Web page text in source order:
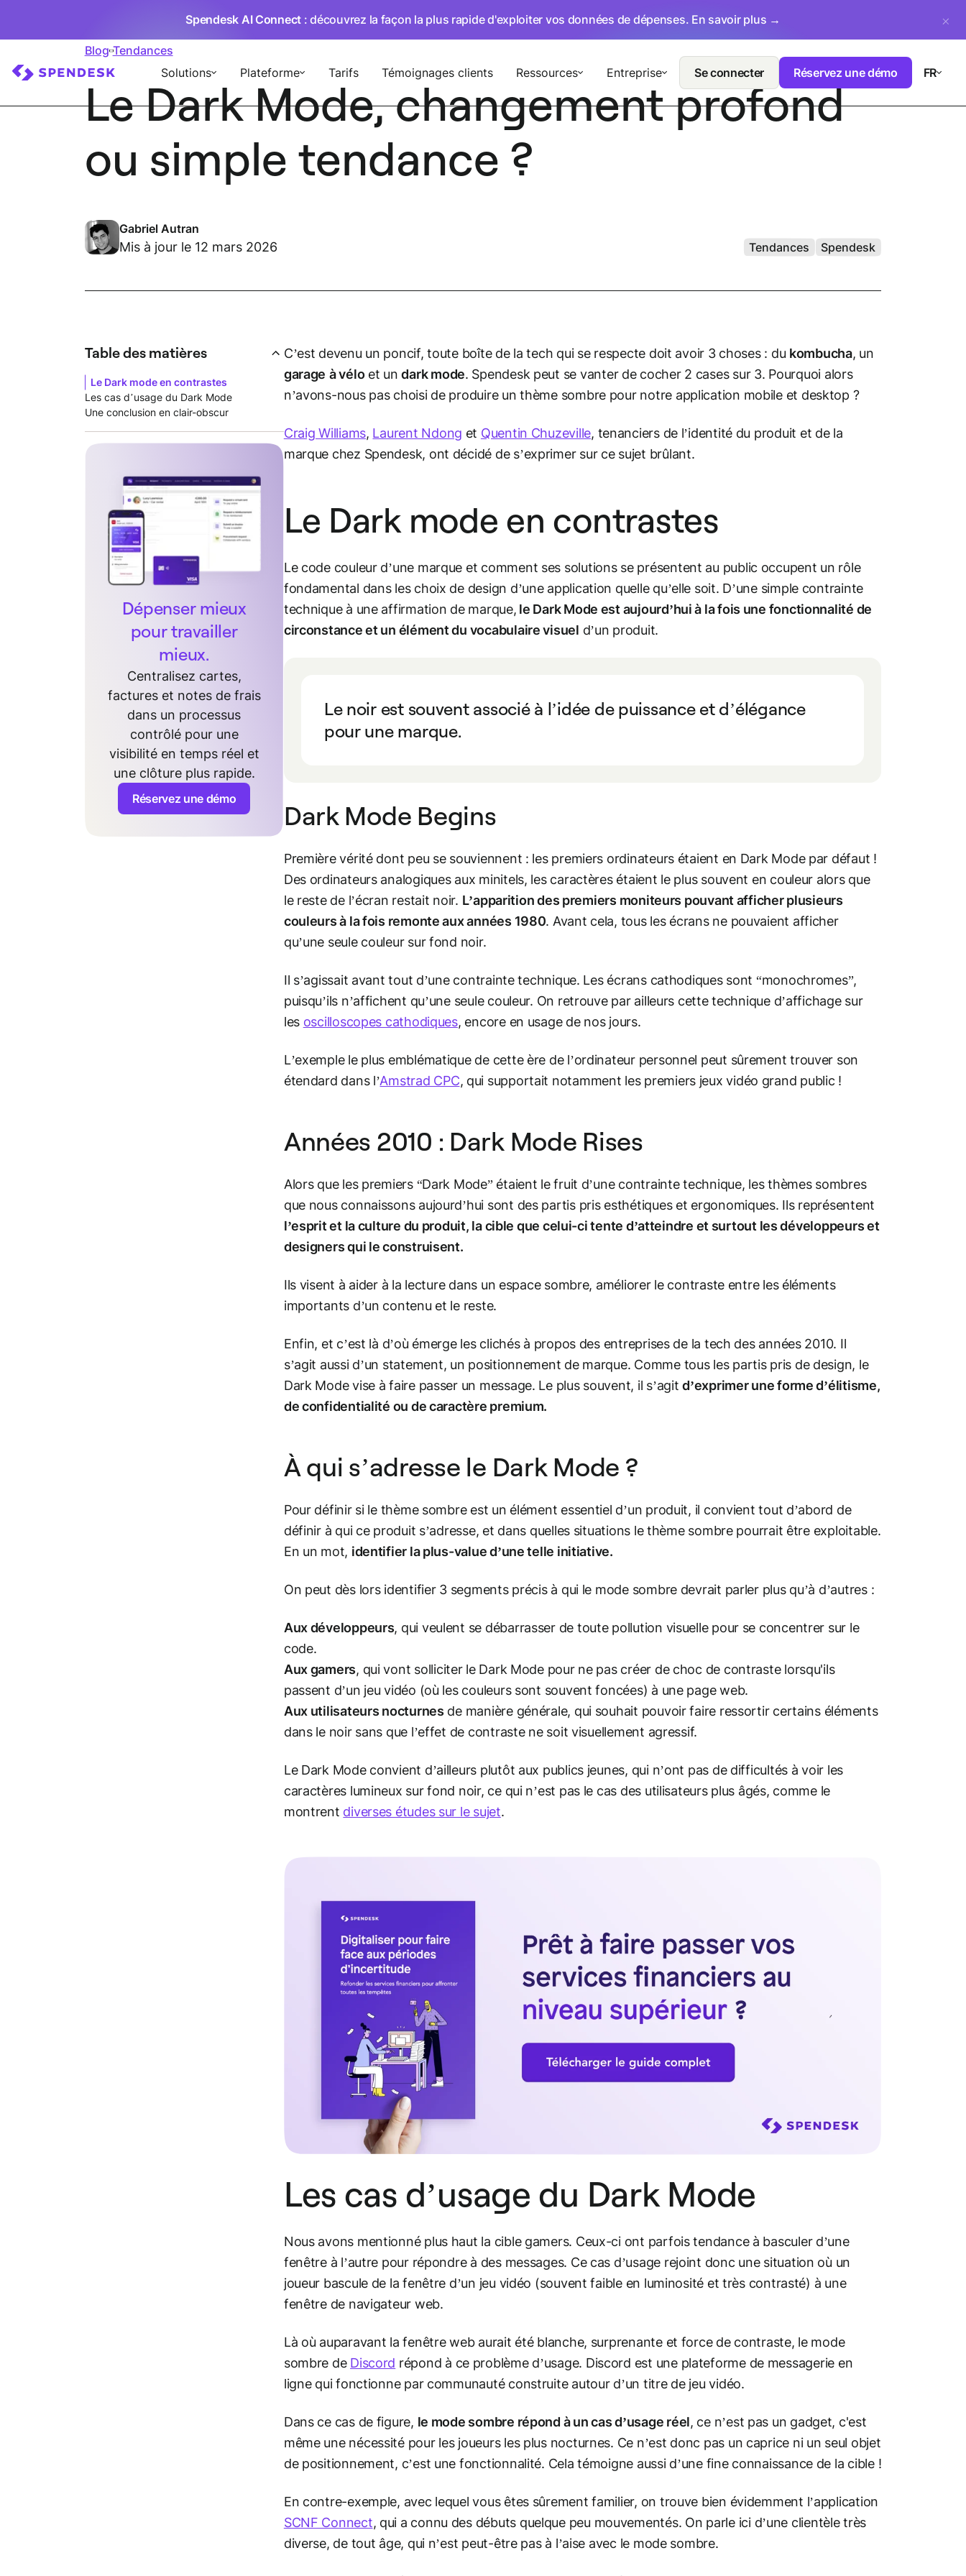
Spendesk AI Connect : découvrez la façon la plus rapide d'exploiter vos données de dépenses. En savoir plus →
Solutions Plateforme Tarifs Témoignages clients Ressources Entreprise Se connecter Réservez une démo FR
Blog Tendances
Le Dark Mode, changement profond
ou simple tendance ?
Gabriel Autran
Mis à jour le 12 mars 2026 Tendances Spendesk
C’est devenu un poncif, toute boîte de la tech qui se respecte doit avoir 3 choses : du kombucha, un
garage à véloet undark mode. Spendesk peut se vanter de cocher 2 cases sur 3. Pourquoi alors
n’avons-nous pas choisi de produire un thème sombre pour notre application mobile et desktop ?
Craig Williams, Laurent Ndong et Quentin Chuzeville, tenanciers de l’identité du produit et de la
marque chez Spendesk, ont décidé de s’exprimer sur ce sujet brûlant.
Le Dark mode en contrastes
Le code couleur d’une marque et comment ses solutions se présentent au public occupent un rôle
fondamental dans les choix de design d’une application quelle qu’elle soit. D’une simple contrainte
technique à une affirmation de marque, le Dark Mode est aujourd’hui à la fois une fonctionnalité de
circonstance et un élément du vocabulaire visuel d’un produit.
Le noir est souvent associé à l’idée de puissance et d’élégance
pour une marque.
Dark Mode Begins
Première vérité dont peu se souviennent : les premiers ordinateurs étaient en Dark Mode par défaut !
Des ordinateurs analogiques aux minitels, les caractères étaient le plus souvent en couleur alors que
le reste de l’écran restait noir. L’apparition des premiers moniteurs pouvant afficher plusieurs
couleurs à la fois remonte aux années 1980. Avant cela, tous les écrans ne pouvaient afficher
qu’une seule couleur sur fond noir.
Il s’agissait avant tout d’une contrainte technique. Les écrans cathodiques sont “monochromes”,
puisqu’ils n’affichent qu’une seule couleur. On retrouve par ailleurs cette technique d’affichage sur
les oscilloscopes cathodiques, encore en usage de nos jours.
L’exemple le plus emblématique de cette ère de l’ordinateur personnel peut sûrement trouver son
étendard dans l’Amstrad CPC, qui supportait notamment les premiers jeux vidéo grand public !
Années 2010 : Dark Mode Rises
Alors que les premiers “Dark Mode” étaient le fruit d’une contrainte technique, les thèmes sombres
que nous connaissons aujourd’hui sont des partis pris esthétiques et ergonomiques. Ils représentent
l’esprit et la culture du produit, la cible que celui-ci tente d’atteindre et surtout les développeurs et
designers qui le construisent.
Ils visent à aider à la lecture dans un espace sombre, améliorer le contraste entre les éléments
importants d’un contenu et le reste.
Enfin, et c’est là d’où émerge les clichés à propos des entreprises de la tech des années 2010. Il
s’agit aussi d’un statement, un positionnement de marque. Comme tous les partis pris de design, le
Dark Mode vise à faire passer un message. Le plus souvent, il s’agitd’exprimer une forme d’élitisme,
de confidentialité ou de caractère premium.
À qui s’adresse le Dark Mode ?
Pour définir si le thème sombre est un élément essentiel d’un produit, il convient tout d’abord de
définir à qui ce produit s’adresse, et dans quelles situations le thème sombre pourrait être exploitable.
En un mot, identifier la plus-value d’une telle initiative.
On peut dès lors identifier 3 segments précis à qui le mode sombre devrait parler plus qu’à d’autres :
Aux développeurs, qui veulent se débarrasser de toute pollution visuelle pour se concentrer sur le
code.
Aux gamers, qui vont solliciter le Dark Mode pour ne pas créer de choc de contraste lorsqu'ils
passent d’un jeu vidéo (où les couleurs sont souvent foncées) à une page web.
Aux utilisateurs nocturnes de manière générale, qui souhait pouvoir faire ressortir certains éléments
dans le noir sans que l’effet de contraste ne soit visuellement agressif.
Le Dark Mode convient d’ailleurs plutôt aux publics jeunes, qui n’ont pas de difficultés à voir les
caractères lumineux sur fond noir, ce qui n’est pas le cas des utilisateurs plus âgés, comme le
montrent diverses études sur le sujet.
Les cas d’usage du Dark Mode
Nous avons mentionné plus haut la cible gamers. Ceux-ci ont parfois tendance à basculer d’une
fenêtre à l’autre pour répondre à des messages. Ce cas d’usage rejoint donc une situation où un
joueur bascule de la fenêtre d’un jeu vidéo (souvent faible en luminosité et très contrasté) à une
fenêtre de navigateur web.
Là où auparavant la fenêtre web aurait été blanche, surprenante et force de contraste, le mode
sombre de Discord répond à ce problème d’usage. Discord est une plateforme de messagerie en
ligne qui fonctionne par communauté construite autour d’un titre de jeu vidéo.
Dans ce cas de figure, le mode sombre répond à un cas d’usage réel, ce n’est pas un gadget, c'est
même une nécessité pour les joueurs les plus nocturnes. Ce n’est donc pas un caprice ni un seul objet
de positionnement, c’est une fonctionnalité. Cela témoigne aussi d’une fine connaissance de la cible !
En contre-exemple, avec lequel vous êtes sûrement familier, on trouve bien évidemment l’application
SCNF Connect, qui a connu des débuts quelque peu mouvementés. On parle ici d’une clientèle très
diverse, de tout âge, qui n’est peut-être pas à l’aise avec le mode sombre.
Table des matières
Le Dark mode en contrastes
Les cas d’usage du Dark Mode
Une conclusion en clair-obscur
Dépenser mieux
pour travailler
mieux.
Centralisez cartes,
factures et notes de frais
dans un processus
contrôlé pour une
visibilité en temps réel et
une clôture plus rapide.
Réservez une démo